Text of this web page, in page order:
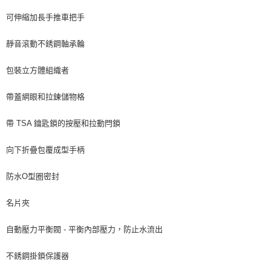
可伸縮加長手推車把手
靜音滾動不銹鋼軸承輪
包裝立方體組織者
帶蓋網眼和拉鍊儲物格
帶 TSA 鑰匙鎖的按壓和拉動閂鎖
向下折疊包覆成型手柄
防水O型圈密封
名片夾
自動壓力平衡閥 - 平衡內部壓力，防止水流出
不銹鋼掛鎖保護器